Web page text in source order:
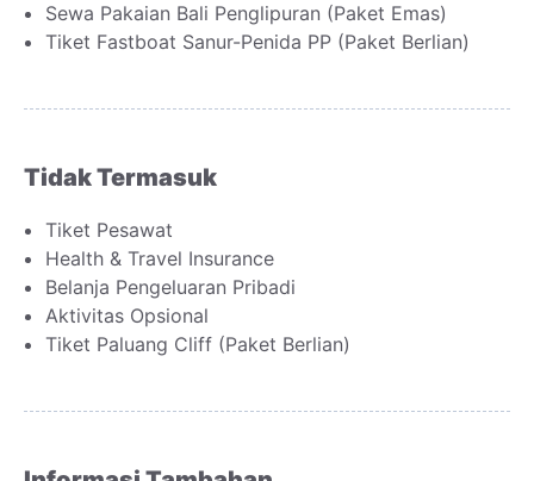
Sewa Pakaian Bali Penglipuran (Paket Emas)
Tiket Fastboat Sanur-Penida PP (Paket Berlian)
Tidak Termasuk
Tiket Pesawat
Health & Travel Insurance
Belanja Pengeluaran Pribadi
Aktivitas Opsional
Tiket Paluang Cliff (Paket Berlian)